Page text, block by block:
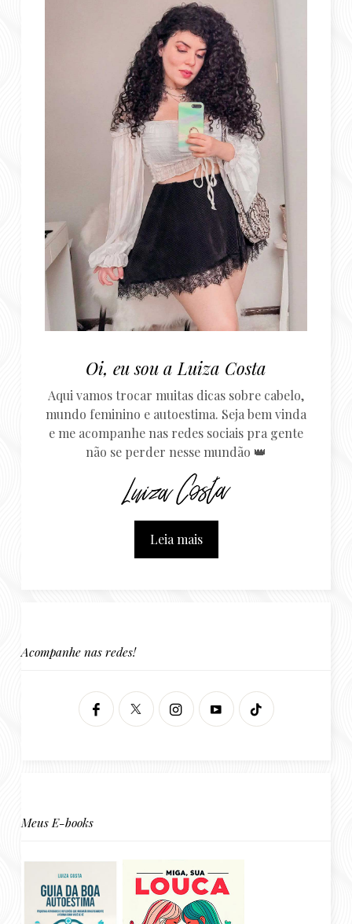
Oi, eu sou a Luiza Costa
Aqui vamos trocar muitas dicas sobre cabelo,
mundo feminino e autoestima. Seja bem vinda
e me acompanhe nas redes sociais pra gente
não se perder nesse mundão 👑
Leia mais
Acompanhe nas redes!
Meus E-books